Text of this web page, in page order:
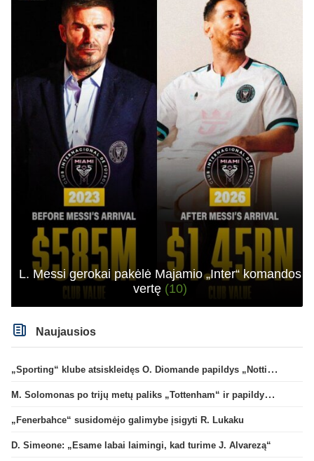
L. Messi gerokai pakėlė Majamio „Inter“ komandos
vertę (10)
Naujausios
„Sporting“ klube atsiskleidęs O. Diomande papildys „Nottingham“ gretas
M. Solomonas po trijų metų paliks „Tottenham“ ir papildys „West Ham“ klubą
„Fenerbahce“ susidomėjo galimybe įsigyti R. Lukaku
D. Simeone: „Esame labai laimingi, kad turime J. Alvarezą“